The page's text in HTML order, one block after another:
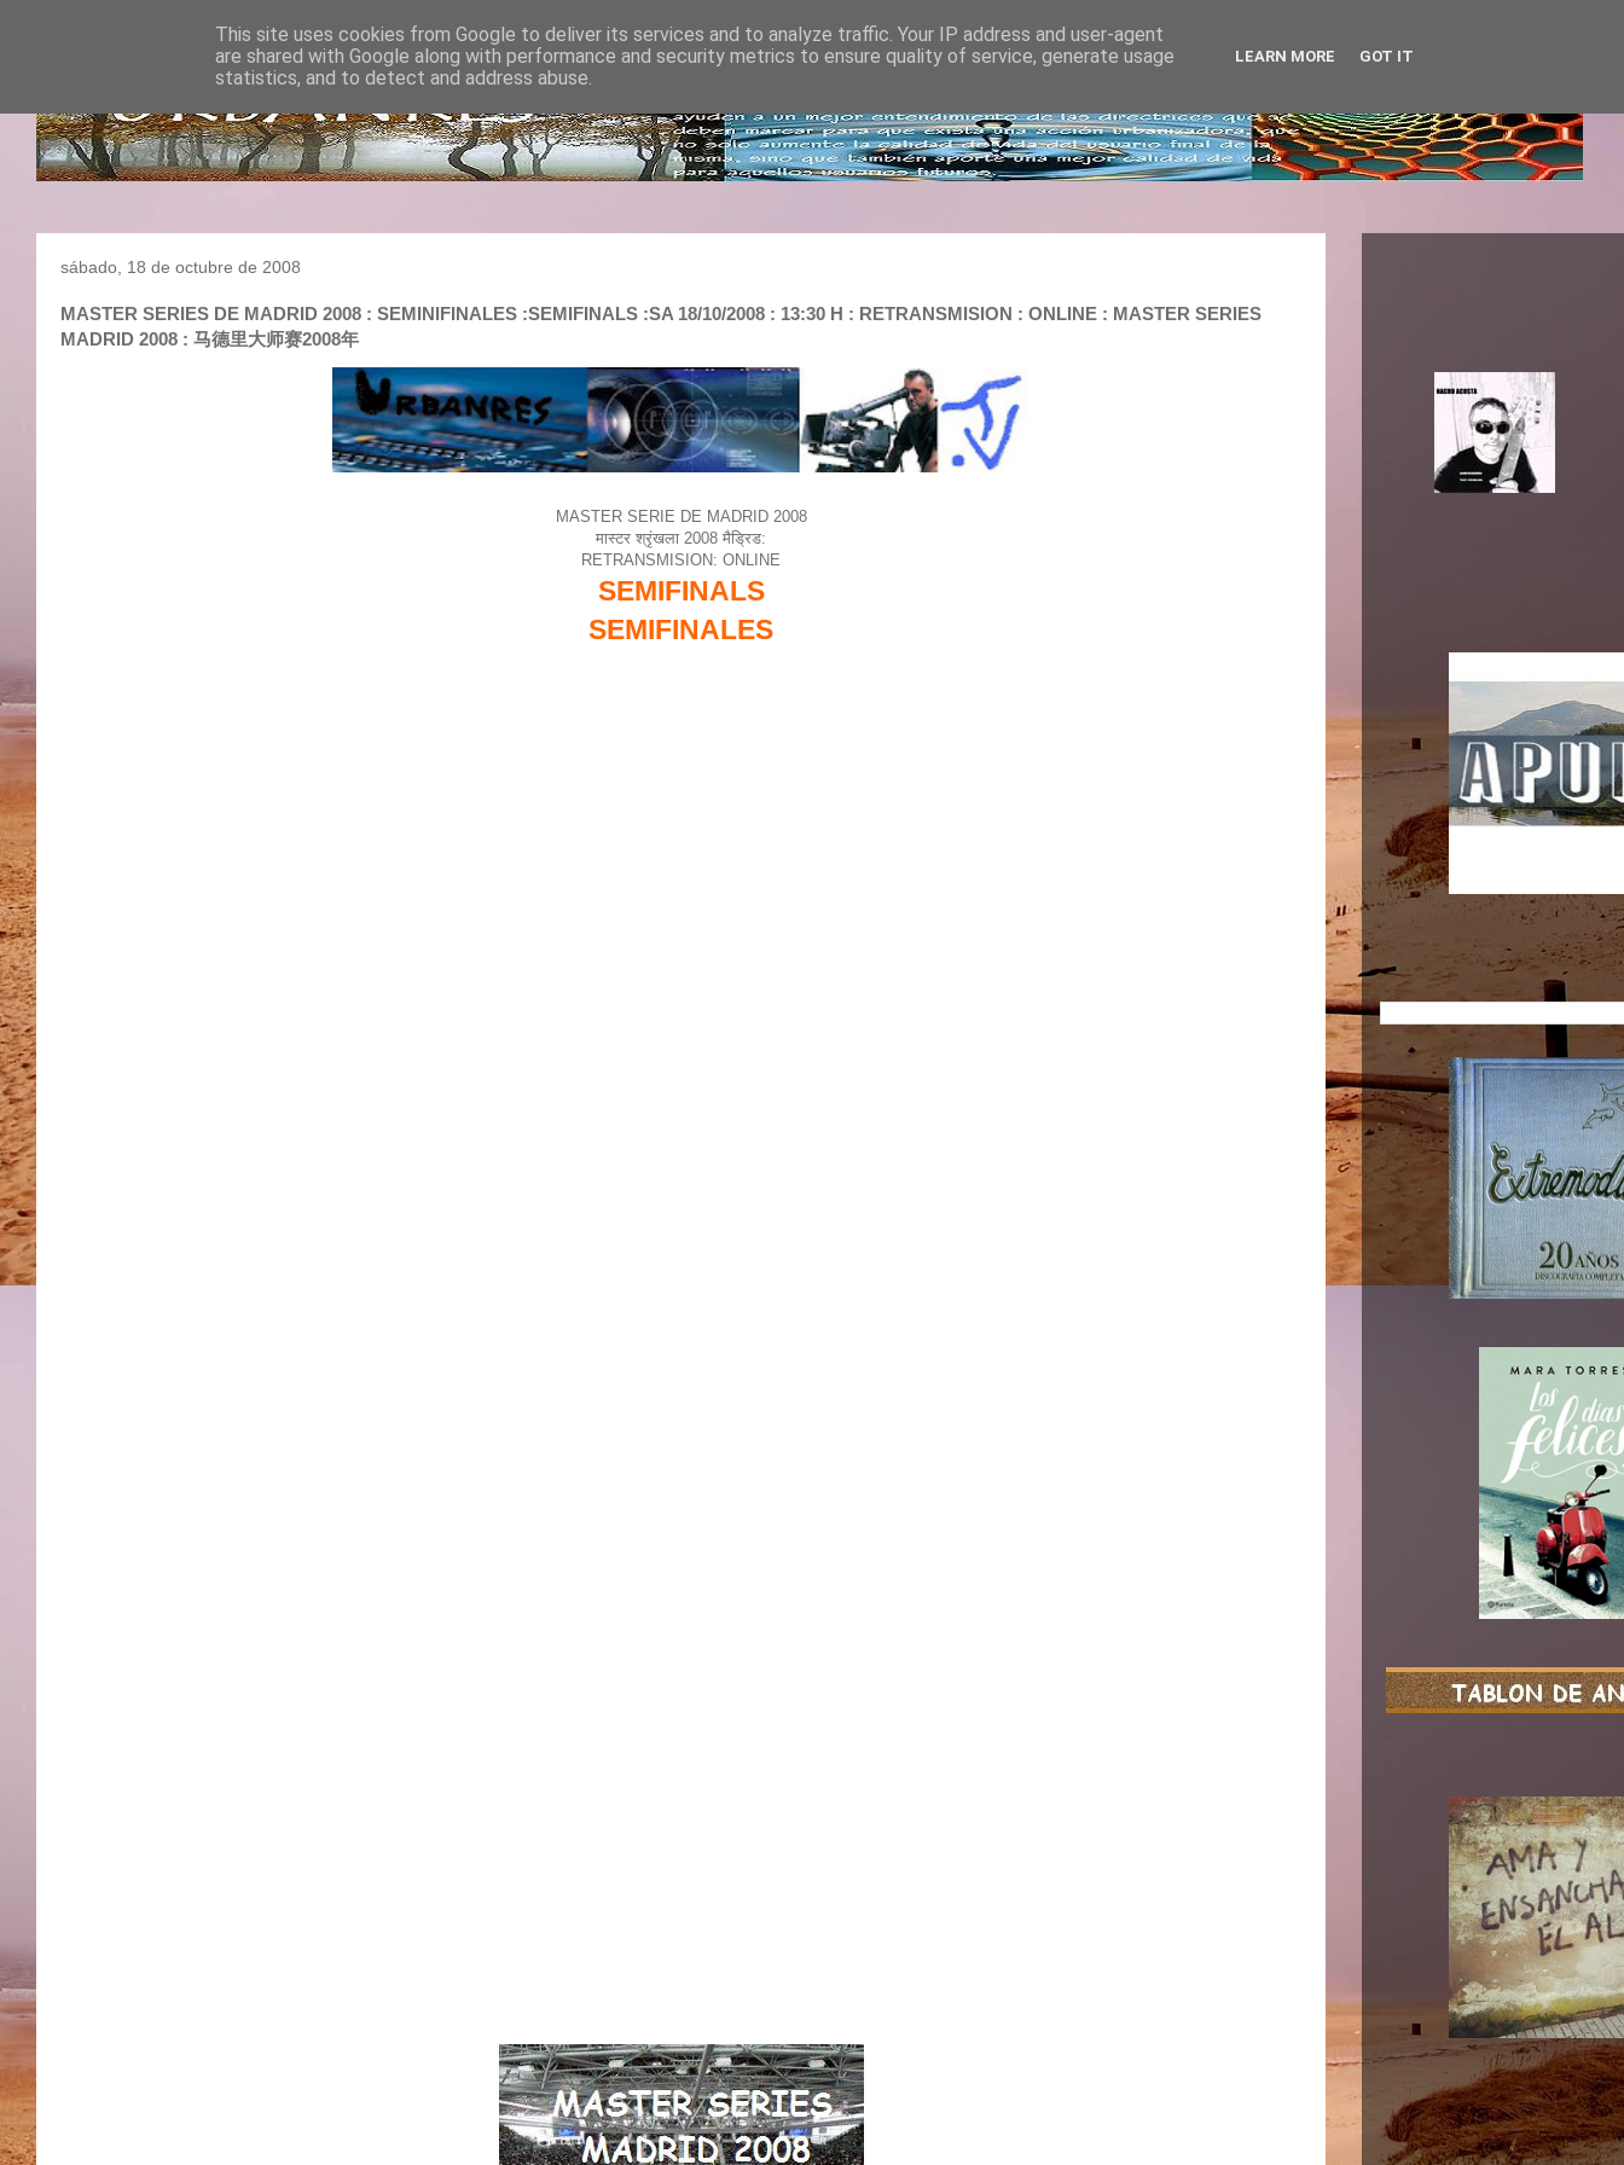
sábado, 18 de octubre de 2008
MASTER SERIES DE MADRID 2008 : SEMINIFINALES :SEMIFINALS :SA 18/10/2008 : 13:30 H : RETRANSMISION : ONLINE : MASTER SERIES
MADRID 2008 : 马德里大师赛2008年
MASTER SERIE DE MADRID 2008
मास्टर श्रृंखला 2008 मैड्रिड:
RETRANSMISION: ONLINE
SEMIFINALS
SEMIFINALES
This site uses cookies from Google to deliver its services and to analyze traffic. Your IP address and user-agent
are shared with Google along with performance and security metrics to ensure quality of service, generate usage
statistics, and to detect and address abuse.
LEARN MORE GOT IT